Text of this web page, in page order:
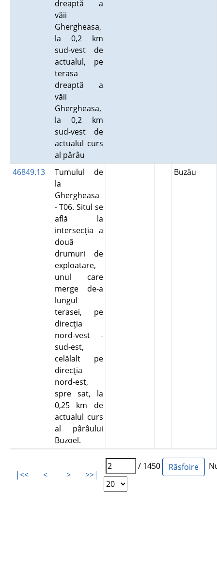
dreaptă a
văii
Ghergheasa,
la 0,2 km
sud-vest de
actualul, pe
terasa
dreaptă a
văii
Ghergheasa,
la 0,2 km
sud-vest de
actualul curs
al pârâu
46849.13
Tumulul de
la
Ghergheasa
- T06. Situl se
află la
intersecţia a
două
drumuri de
exploatare,
unul care
merge de-a
lungul
terasei, pe
direcţia
nord-vest -
sud-est,
celălalt pe
direcţia
nord-est,
spre sat, la
0,25 km de
actualul curs
al pârâului
Buzoel.
Buzău
|<< < > >>|
/ 1450